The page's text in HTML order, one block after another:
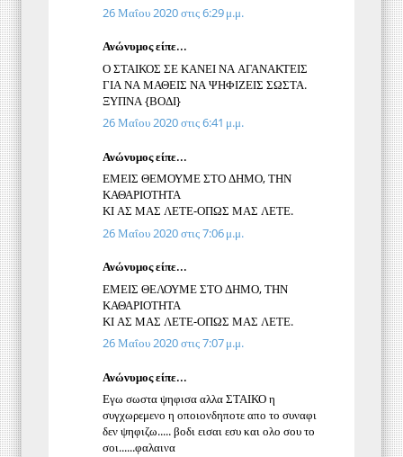
26 Μαΐου 2020 στις 6:29 μ.μ.
Ανώνυμος είπε...
Ο ΣΤΑΙΚΟΣ ΣΕ ΚΑΝΕΙ ΝΑ ΑΓΑΝΑΚΤΕΙΣ
ΓΙΑ ΝΑ ΜΑΘΕΙΣ ΝΑ ΨΗΦΙΖΕΙΣ ΣΩΣΤΑ.
ΞΥΠΝΑ {ΒΟΔΙ}
26 Μαΐου 2020 στις 6:41 μ.μ.
Ανώνυμος είπε...
ΕΜΕΙΣ ΘΕΜΟΥΜΕ ΣΤΟ ΔΗΜΟ, ΤΗΝ
ΚΑΘΑΡΙΟΤΗΤΑ
ΚΙ ΑΣ ΜΑΣ ΛΕΤΕ-ΟΠΩΣ ΜΑΣ ΛΕΤΕ.
26 Μαΐου 2020 στις 7:06 μ.μ.
Ανώνυμος είπε...
ΕΜΕΙΣ ΘΕΛΟΥΜΕ ΣΤΟ ΔΗΜΟ, ΤΗΝ
ΚΑΘΑΡΙΟΤΗΤΑ
ΚΙ ΑΣ ΜΑΣ ΛΕΤΕ-ΟΠΩΣ ΜΑΣ ΛΕΤΕ.
26 Μαΐου 2020 στις 7:07 μ.μ.
Ανώνυμος είπε...
Εγω σωστα ψηφισα αλλα ΣΤΑΙΚΟ η
συγχωρεμενο η οποιονδηποτε απο το συναφι
δεν ψηφιζω..... βοδι εισαι εσυ και ολο σου το
σοι......φαλαινα